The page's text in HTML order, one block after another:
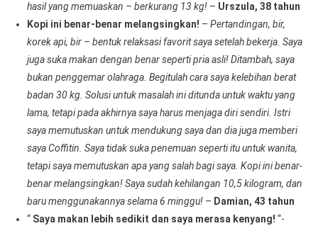
hasil yang memuaskan – berkurang 13 kg!– Urszula, 38 tahun
Kopi ini benar-benar melangsingkan! – Pertandingan, bir,
korek api, bir – bentuk relaksasi favorit saya setelah bekerja. Saya
juga suka makan dengan benar seperti pria asli! Ditambah, saya
bukan penggemar olahraga. Begitulah cara saya kelebihan berat
badan 30 kg. Solusi untuk masalah ini ditunda untuk waktu yang
lama, tetapi pada akhirnya saya harus menjaga diri sendiri. Istri
saya memutuskan untuk mendukung saya dan dia juga memberi
saya Coffitin. Saya tidak suka penemuan seperti itu untuk wanita,
tetapi saya memutuskan apa yang salah bagi saya. Kopi ini benar-
benar melangsingkan! Saya sudah kehilangan 10,5 kilogram, dan
baru menggunakannya selama 6 minggu!– Damian, 43 tahun
“ Saya makan lebih sedikit dan saya merasa kenyang! “-